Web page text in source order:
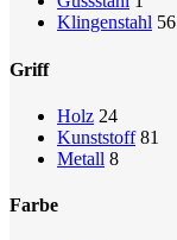
Klingenstahl 56
Griff
Holz 24
Kunststoff 81
Metall 8
Farbe